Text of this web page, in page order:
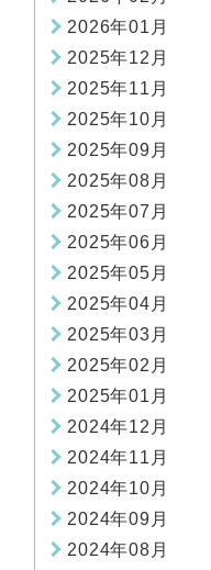
2026年01月
2025年12月
2025年11月
2025年10月
2025年09月
2025年08月
2025年07月
2025年06月
2025年05月
2025年04月
2025年03月
2025年02月
2025年01月
2024年12月
2024年11月
2024年10月
2024年09月
2024年08月